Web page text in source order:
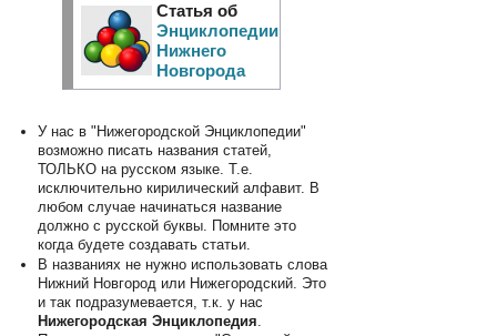
Статья об
Энциклопедии
Нижнего
Новгорода
У нас в "Нижегородской Энциклопедии"
возможно писать названия статей,
ТОЛЬКО на русском языке. Т.е.
исключительно кирилический алфавит. В
любом случае начинаться название
должно с русской буквы. Помните это
когда будете создавать статьи.
В названиях не нужно использовать слова
Нижний Новгород или Нижегородский. Это
и так подразумевается, т.к. у нас
Нижегородская Энциклопедия